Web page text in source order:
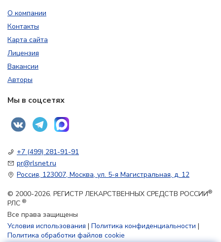
О компании
Контакты
Карта сайта
Лицензия
Вакансии
Авторы
Мы в соцсетях
+7 (499) 281-91-91
pr@rlsnet.ru
Россия, 123007, Москва, ул. 5-я Магистральная, д. 12
© 2000-2026. РЕГИСТР ЛЕКАРСТВЕННЫХ СРЕДСТВ РОССИИ®
РЛС ®
Все права защищены
Условия использования | Политика конфиденциальности |
Политика обработки файлов cookie